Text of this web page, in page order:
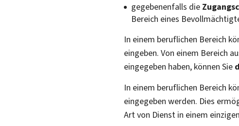
gegebenenfalls die
Bereich eines
In einem beruflichen Bereich
eingeben. Von einem Bereich
eingegeben haben, können Sie
In einem beruflichen Bereich
eingegeben werden. Dies
Art von Dienst in einem